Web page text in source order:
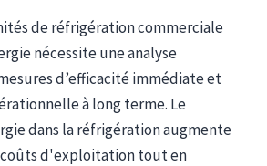
de réfrigération commerciale
nécessite une analyse
d’efficacité immédiate et
à long terme. Le
dans la réfrigération augmente
d'exploitation tout en